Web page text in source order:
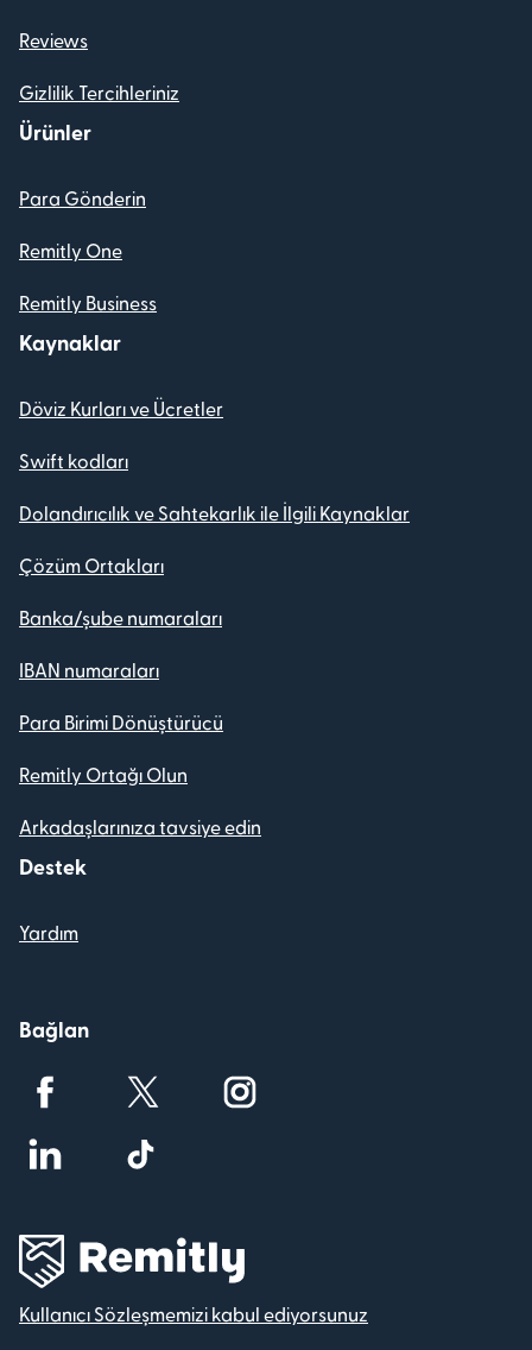
Reviews
Gizlilik Tercihleriniz
Ürünler
Para Gönderin
Remitly One
Remitly Business
Kaynaklar
Döviz Kurları ve Ücretler
Swift kodları
Dolandırıcılık ve Sahtekarlık ile İlgili Kaynaklar
Çözüm Ortakları
Banka/şube numaraları
IBAN numaraları
Para Birimi Dönüştürücü
Remitly Ortağı Olun
Arkadaşlarınıza tavsiye edin
Destek
Yardım
Bağlan
Kullanıcı Sözleşmemizi kabul ediyorsunuz